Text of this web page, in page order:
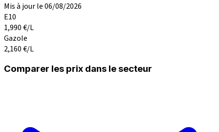
Mis à jour le 06/08/2026
E10
1,990€/L
Gazole
2,160€/L
Comparer les prix dans le secteur